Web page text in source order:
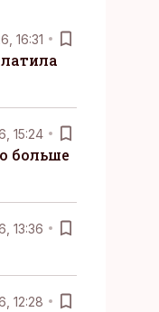
16:31
15:24
больше
13:36
12:28